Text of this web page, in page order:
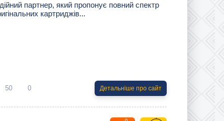
партнер, який пропонує повний спектр
картриджів...
50 0 Детальніше про сайт